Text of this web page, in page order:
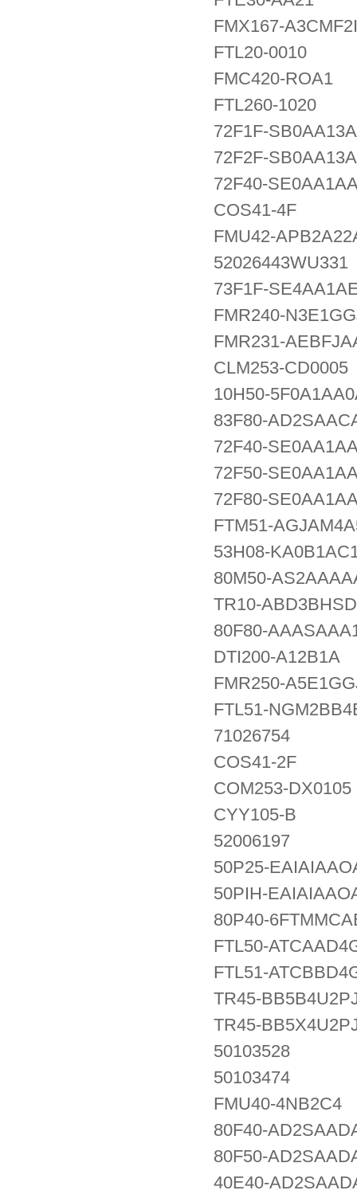
FMX167-
FTL20-0010
FMC420-ROA1
FTL260-1020
72F1F-
72F2F-
72F40-
COS41-4F
FMU42-
52026443WU331
73F1F-
FMR240-
FMR231-
CLM253-CD0005
10H50-
83F80-
72F40-
72F50-
72F80-
FTM51-
53H08-
80M50-
TR10-
80F80-
DTI200-A12B1A
FMR250-
FTL51-
71026754
COS41-2F
COM253-DX0105
CYY105-B
52006197
50P25-
50PIH-
80P40-
FTL50-
FTL51-
TR45-
TR45-
50103528
50103474
FMU40-4NB2C4
80F40-
80F50-
40E40-